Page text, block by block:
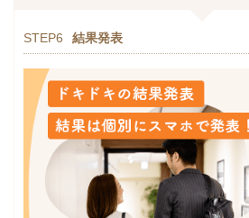
STEP6 結果発表